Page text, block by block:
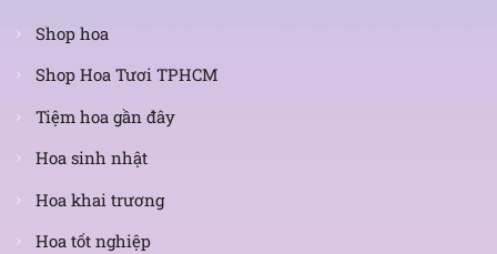
Shop hoa
Shop Hoa Tươi TPHCM
Tiệm hoa gần đây
Hoa sinh nhật
Hoa khai trương
Hoa tốt nghiệp